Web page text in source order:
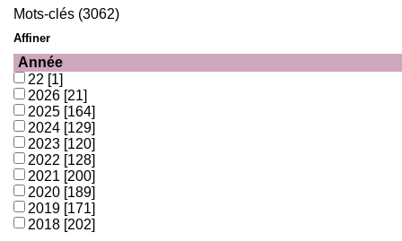
Mots-clés (3062)
Affiner
Année
22 [1]
2026 [21]
2025 [164]
2024 [129]
2023 [120]
2022 [128]
2021 [200]
2020 [189]
2019 [171]
2018 [202]